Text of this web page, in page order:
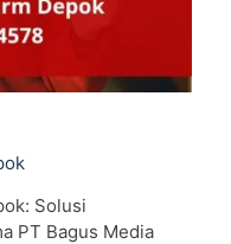
Solusi
PT Bagus Media